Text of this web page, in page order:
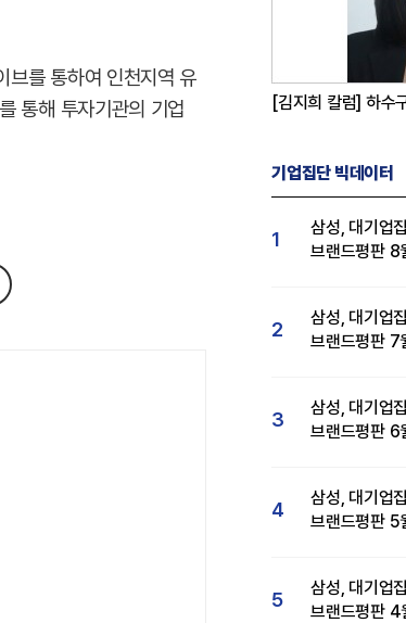
브를 통하여 인천지역 유
통해 투자기관의 기업
[김지희 칼럼] 하수
기업집단 빅데이터
1
삼성, 대기업
브랜드평판 8
2
삼성, 대기업
브랜드평판 7
3
삼성, 대기업
브랜드평판 6
4
삼성, 대기업
브랜드평판 5
5
삼성, 대기업집단
브랜드평판 4